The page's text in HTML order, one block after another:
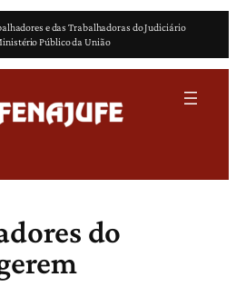
e das Trabalhadoras do Judiciário
Público da União
do